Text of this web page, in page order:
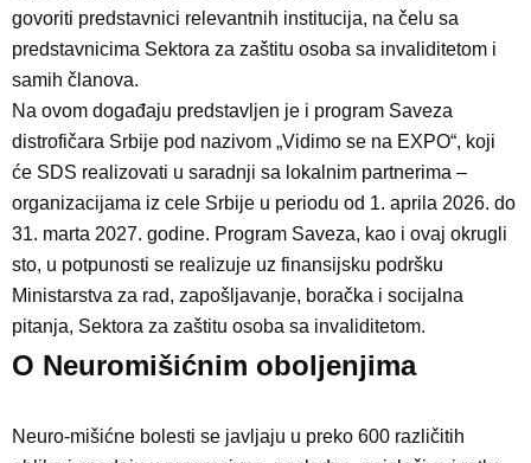
govoriti predstavnici relevantnih institucija, na čelu sa
predstavnicima Sektora za zaštitu osoba sa invaliditetom i
samih članova.
Na ovom događaju predstavljen je i program Saveza
distrofičara Srbije pod nazivom „Vidimo se na EXPO“, koji
će SDS realizovati u saradnji sa lokalnim partnerima –
organizacijama iz cele Srbije u periodu od 1. aprila 2026. do
31. marta 2027. godine. Program Saveza, kao i ovaj okrugli
sto, u potpunosti se realizuje uz finansijsku podršku
Ministarstva za rad, zapošljavanje, boračka i socijalna
pitanja, Sektora za zaštitu osoba sa invaliditetom.
O Neuromišićnim oboljenjima
Neuro-mišićne bolesti se javljaju u preko 600 različitih